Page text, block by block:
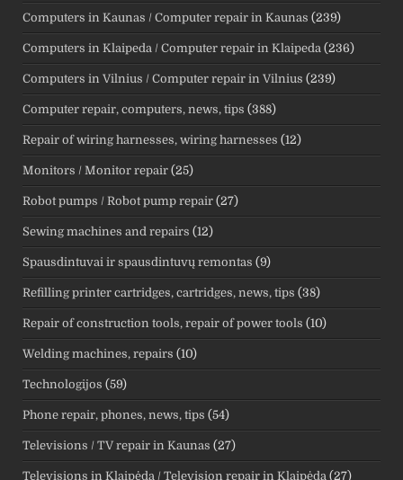
Computers in Kaunas / Computer repair in Kaunas (239)
Computers in Klaipeda / Computer repair in Klaipeda (236)
Computers in Vilnius / Computer repair in Vilnius (239)
Computer repair, computers, news, tips (388)
Repair of wiring harnesses, wiring harnesses (12)
Monitors / Monitor repair (25)
Robot pumps / Robot pump repair (27)
Sewing machines and repairs (12)
Spausdintuvai ir spausdintuvų remontas (9)
Refilling printer cartridges, cartridges, news, tips (38)
Repair of construction tools, repair of power tools (10)
Welding machines, repairs (10)
Technologijos (59)
Phone repair, phones, news, tips (54)
Televisions / TV repair in Kaunas (27)
Televisions in Klaipėda / Television repair in Klaipėda (27)